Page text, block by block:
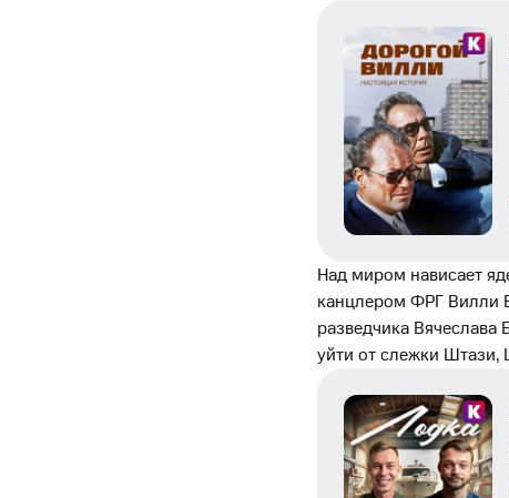
Над миром нависает
канцлером ФРГ Вилли
разведчика Вячеслава
уйти от слежки Штази,